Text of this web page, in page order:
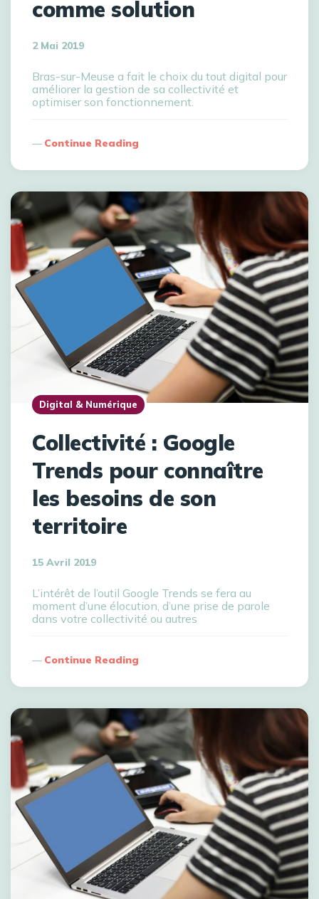
comme solution
2 Mai 2019
Bras-sur-Meuse a fait le choix du tout digital pour
améliorer la gestion de sa collectivité et
optimiser son fonctionnement.
Continue Reading
Digital & Numérique
Collectivité : Google
Trends pour connaître
les besoins de son
territoire
15 Avril 2019
L’intérêt de l’outil Google Trends se fera au
moment d’une élocution, d’une prise de parole
dans votre collectivité ou autres
Continue Reading